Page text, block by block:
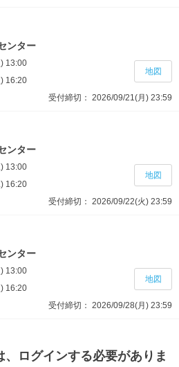
ンター
13:00
16:20
受付締切： 2026/09/21(月) 23:59
地図
ンター
13:00
16:20
受付締切： 2026/09/22(火) 23:59
地図
ンター
13:00
16:20
受付締切： 2026/09/28(月) 23:59
地図
、ログインする必要がありま